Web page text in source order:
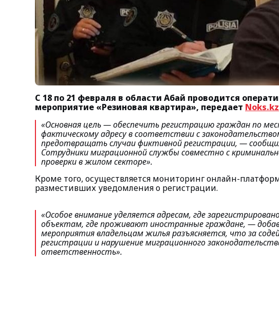
С 18 по 21 февраля в области Абай проводится
мероприятие «Резиновая квартира», передает Noks.kz
«Основная цель — обеспечить регистрацию граждан по
фактическому адресу в соответствии с
предотвращать случаи фиктивной регистрации, —
Сотрудники миграционной службы совместно с
проверки в жилом секторе».
Кроме того, осуществляется мониторинг онлайн-
разместивших уведомления о регистрации.
«Особое внимание уделяется адресам, где
объектам, где проживают иностранные граждане, —
мероприятия владельцам жилья разъясняется, что за
регистрации и нарушение миграционного
ответственность».